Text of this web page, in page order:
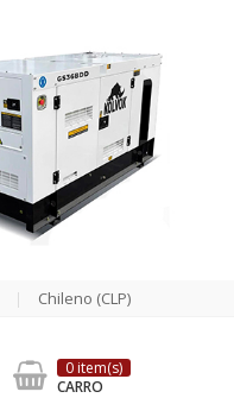
Chileno (CLP)
0 item(s)
CARRO